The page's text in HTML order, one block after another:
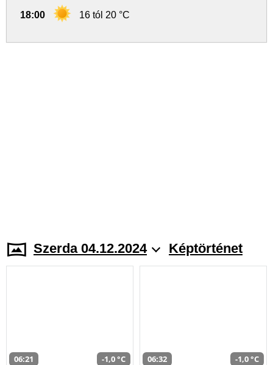
18:00 16 tól 20 °C
Szerda 04.12.2024 Képtörténet
06:21 -1,0 °C 06:32 -1,0 °C